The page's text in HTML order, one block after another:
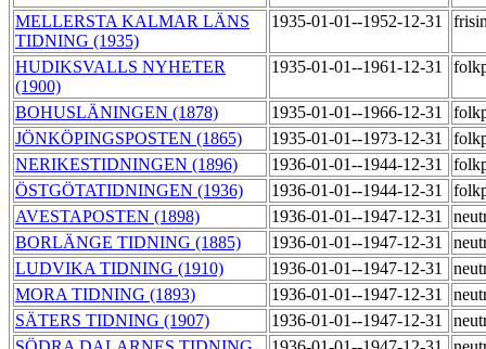
MELLERSTA KALMAR LÄNS
TIDNING (1935)
1935-01-01--1952-12-31
HUDIKSVALLS NYHETER
(1900)
1935-01-01--1961-12-31
BOHUSLÄNINGEN (1878) 1935-01-01--1966-12-31
JÖNKÖPINGSPOSTEN (1865)
1935-01-01--1973-12-31
NERIKESTIDNINGEN (1896)
1936-01-01--1944-12-31
ÖSTGÖTATIDNINGEN (1936)
1936-01-01--1944-12-31
AVESTAPOSTEN (1898)
1936-01-01--1947-12-31
BORLÄNGE TIDNING (1885)
1936-01-01--1947-12-31
LUDVIKA TIDNING (1910)
1936-01-01--1947-12-31
MORA TIDNING (1893)
1936-01-01--1947-12-31
SÄTERS TIDNING (1907)
1936-01-01--1947-12-31